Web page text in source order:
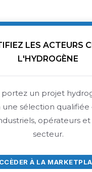
LES ACTEURS
L'HYDROGÈNE
portez un projet
une sélection
opérateurs
secteur.
À LA